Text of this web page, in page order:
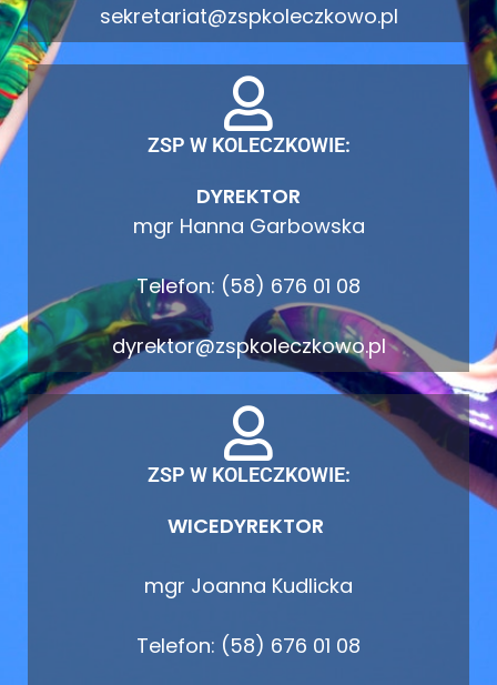
sekretariat@zspkoleczkowo.pl
ZSP W KOLECZKOWIE:
DYREKTOR
mgr Hanna Garbowska
Telefon: (58) 676 01 08
dyrektor@zspkoleczkowo.pl
ZSP W KOLECZKOWIE:
WICEDYREKTOR
mgr Joanna Kudlicka
Telefon: (58) 676 01 08